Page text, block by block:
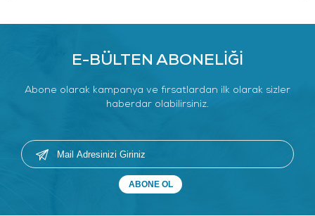
E-BÜLTEN ABONELİĞİ
Abone olarak kampanya ve fırsatlardan ilk olarak sizler
haberdar olabilirsiniz.